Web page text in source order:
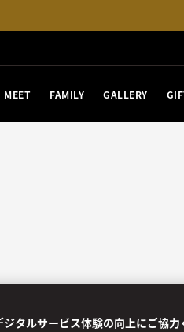
MEET FAMILY GALLERY
タルサービス体験の向上にご協力